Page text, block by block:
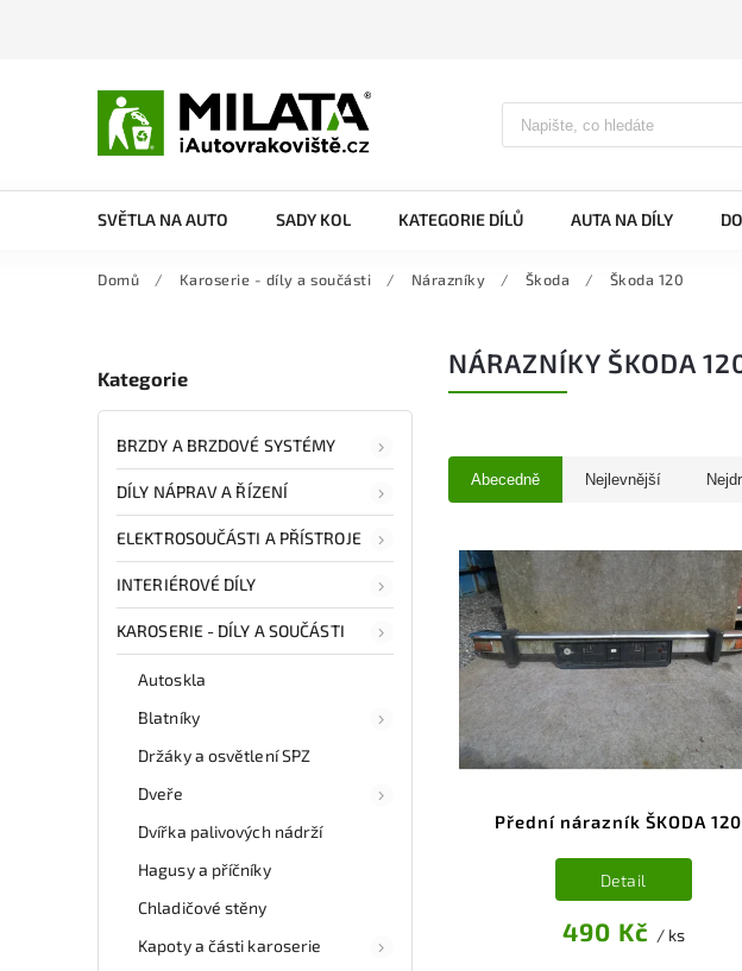
SVĚTLA NA AUTO SADY KOL KATEGORIE DÍLŮ AUTA NA DÍLY
Domů / Karoserie - díly a součásti / Nárazníky / Škoda / Škoda 120
Kategorie
BRZDY A BRZDOVÉ SYSTÉMY
DÍLY NÁPRAV A ŘÍZENÍ
ELEKTROSOUČÁSTI A PŘÍSTROJE
INTERIÉROVÉ DÍLY
KAROSERIE - DÍLY A SOUČÁSTI
Autoskla
Blatníky
Držáky a osvětlení SPZ
Dveře
Dvířka palivových nádrží
Hagusy a příčníky
Chladičové stěny
Kapoty a části karoserie
NÁRAZNÍKY ŠKODA
Abecedně Nejlevnější
Přední nárazník ŠKODA
490 Kč / ks
Detail